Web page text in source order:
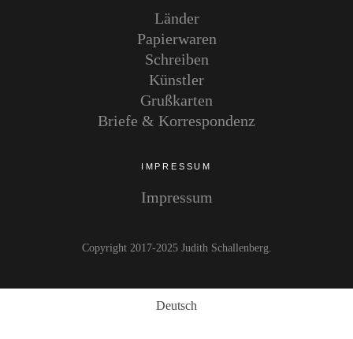
Länder
Papierwaren
Schreiben
Künstler
Grußkarten
Briefe & Korrespondenz
IMPRESSUM
Impressum
Copyright 2017-2025 Judith Schallenberg
Deutsch